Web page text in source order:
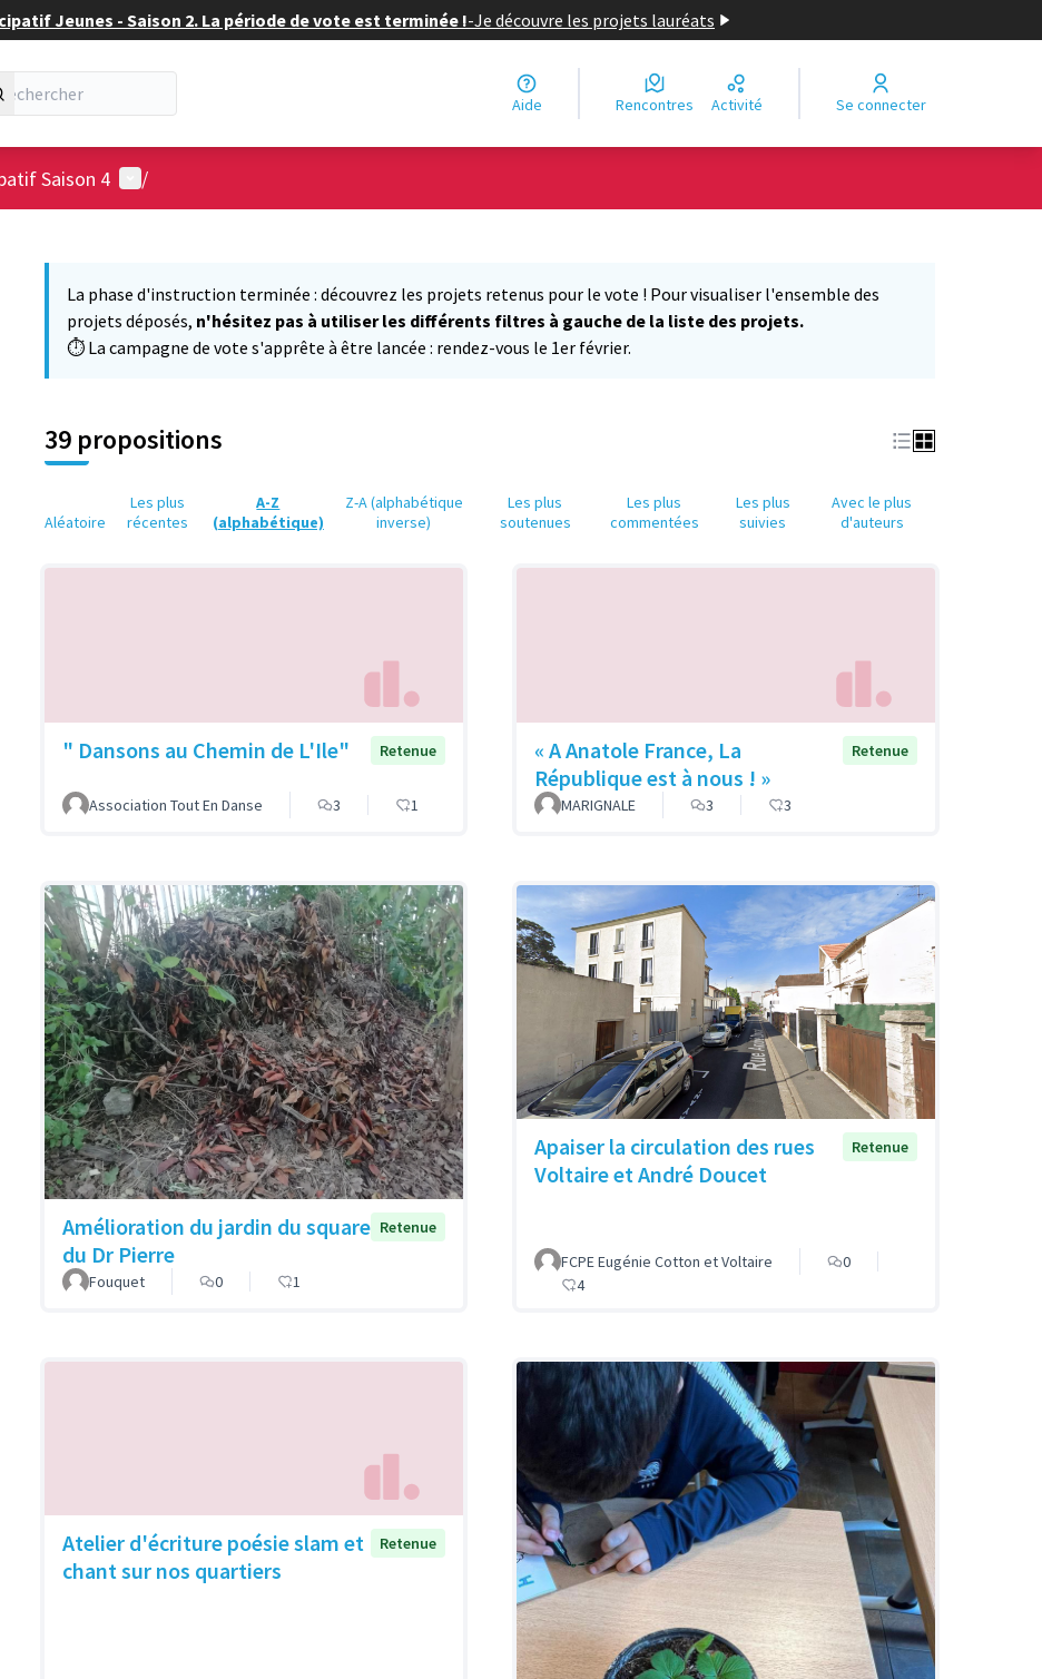
Jeunes - Saison 2. La période de vote est terminée !-Je découvre les projets lauréats
Aide Rencontres Activité Se connecter
Saison 4 Menu utilisateur
/
La phase d'instruction terminée : découvrez les projets retenus pour le vote ! Pour visualiser l'ensemble des
projets déposés, n'hésitez pas à utiliser les différents filtres à gauche de la liste des projets.
⏱️ La campagne de vote s'apprête à être lancée : rendez-vous le 1er février.
39 propositions
Aléatoire
Les plus
récentes
A-Z
(alphabétique)
Z-A (alphabétique
inverse)
Les plus
soutenues
Les plus
commentées
Les plus
suivies
Avec le plus
d'auteurs
" Dansons au Chemin de L'Ile" Retenue
Association Tout En Danse 3 1
« A Anatole France, La
République est à nous ! »
Retenue
MARIGNALE 3 3
Amélioration du jardin du square
du Dr Pierre
Retenue
Fouquet 0 1
Apaiser la circulation des rues
Voltaire et André Doucet
Retenue
FCPE Eugénie Cotton et Voltaire
0
4
Atelier d'écriture poésie slam et
chant sur nos quartiers
Retenue